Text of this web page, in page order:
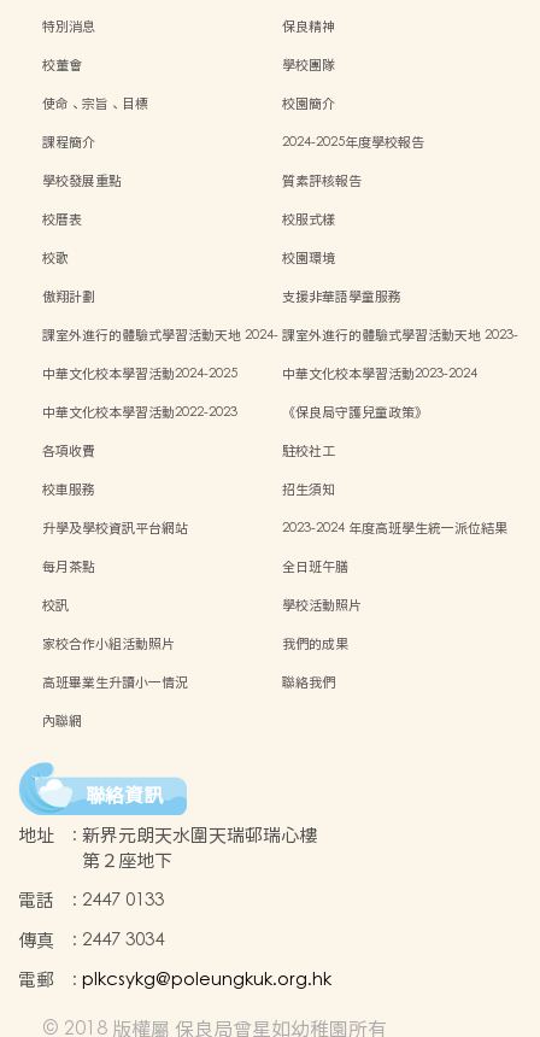
特別消息
保良精神
校董會
學校團隊
使命、宗旨、目標
校園簡介
課程簡介
2024-2025年度學校報告
學校發展重點
質素評核報告
校曆表
校服式樣
校歌
校園環境
傲翔計劃
支援非華語學童服務
課室外進行的體驗式學習活動天地 2024-課室外進行的體驗式學習活動天地 2023-
中華文化校本學習活動2024-2025
中華文化校本學習活動2023-2024
中華文化校本學習活動2022-2023
《保良局守護兒童政策》
各項收費
駐校社工
校車服務
招生須知
升學及學校資訊平台網站
2023-2024 年度高班學生統一派位結果
每月茶點
全日班午膳
校訊
學校活動照片
家校合作小組活動照片
我們的成果
高班畢業生升讀小一情況
聯絡我們
內聯網
聯絡資訊
地址 : 新界元朗天水圍天瑞邨瑞心樓
第２座地下
電話
: 2447 0133
傳真
: 2447 3034
電郵
: plkcsykg@poleungkuk.org.hk
© 2018 版權屬 保良局曾星如幼稚園所有